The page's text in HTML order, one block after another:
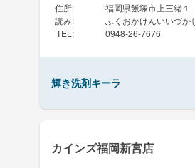
住所:
福岡県飯塚市上三緒１-
読み:
ふくおかけんいいづか
TEL : 0948-26-7676
輝き洗剤キーラ
カインズ福岡新宮店